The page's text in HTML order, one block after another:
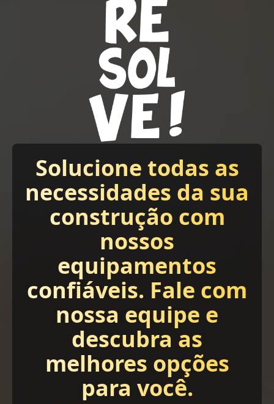
Solucione todas as
necessidades da sua
construção com
nossos
equipamentos
confiáveis. Fale com
nossa equipe e
descubra as
melhores opções
para você.